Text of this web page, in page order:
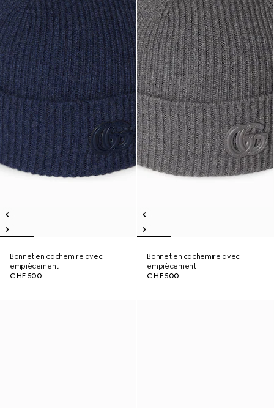
Bonnet en cachemire avec
empiècement
CHF 500
Bonnet en cachemire avec
empiècement
CHF 500